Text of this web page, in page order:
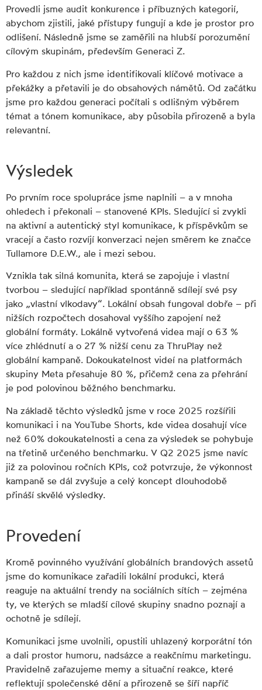
Provedli jsme audit konkurence i příbuzných kategorií,
abychom zjistili, jaké přístupy fungují a kde je prostor pro
odlišení. Následně jsme se zaměřili na hlubší porozumění
cílovým skupinám, především Generaci Z.
Pro každou z nich jsme identifikovali klíčové motivace a
překážky a přetavili je do obsahových námětů. Od začátku
jsme pro každou generaci počítali s odlišným výběrem
témat a tónem komunikace, aby působila přirozeně a byla
relevantní.
Výsledek
Po prvním roce spolupráce jsme naplnili – a v mnoha
ohledech i překonali – stanovené KPIs. Sledující si zvykli
na aktivní a autentický styl komunikace, k příspěvkům se
vracejí a často rozvíjí konverzaci nejen směrem ke značce
Tullamore D.E.W., ale i mezi sebou.
Vznikla tak silná komunita, která se zapojuje i vlastní
tvorbou – sledující například spontánně sdílejí své psy
jako „vlastní vlkodavy“. Lokální obsah fungoval dobře – při
nižších rozpočtech dosahoval vyššího zapojení než
globální formáty. Lokálně vytvořená videa mají o 63 %
více zhlédnutí a o 27 % nižší cenu za ThruPlay než
globální kampaně. Dokoukatelnost videí na platformách
skupiny Meta přesahuje 80 %, přičemž cena za přehrání
je pod polovinou běžného benchmarku.
Na základě těchto výsledků jsme v roce 2025 rozšířili
komunikaci i na YouTube Shorts, kde videa dosahují více
než 60% dokoukatelnosti a cena za výsledek se pohybuje
na třetině určeného benchmarku. V Q2 2025 jsme navíc
již za polovinou ročních KPIs, což potvrzuje, že výkonnost
kampaně se dál zvyšuje a celý koncept dlouhodobě
přináší skvělé výsledky.
Provedení
Kromě povinného využívání globálních brandových assetů
jsme do komunikace zařadili lokální produkci, která
reaguje na aktuální trendy na sociálních sítích – zejména
ty, ve kterých se mladší cílové skupiny snadno poznají a
ochotně je sdílejí.
Komunikaci jsme uvolnili, opustili uhlazený korporátní tón
a dali prostor humoru, nadsázce a reakčnímu marketingu.
Pravidelně zařazujeme memy a situační reakce, které
reflektují společenské dění a přirozeně se šíří napříč